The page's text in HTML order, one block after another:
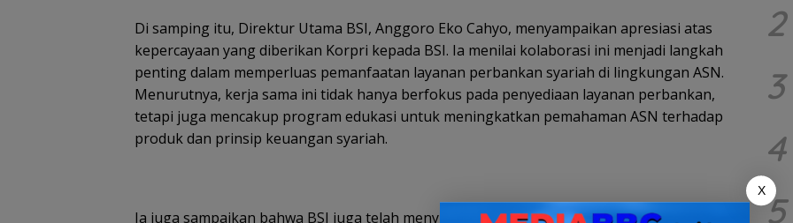
Di samping itu, Direktur Utama BSI, Anggoro Eko Cahyo, menyampaikan apresiasi atas
kepercayaan yang diberikan Korpri kepada BSI. Ia menilai kolaborasi ini menjadi langkah
penting dalam memperluas pemanfaatan layanan perbankan syariah di lingkungan ASN.
Menurutnya, kerja sama ini tidak hanya berfokus pada penyediaan layanan perbankan,
tetapi juga mencakup program edukasi untuk meningkatkan pemahaman ASN terhadap
produk dan prinsip keuangan syariah.
Ia juga sampaikan bahwa BSI juga telah menyiapkan berbagai layanan yang dapat
2
3
4
5
X